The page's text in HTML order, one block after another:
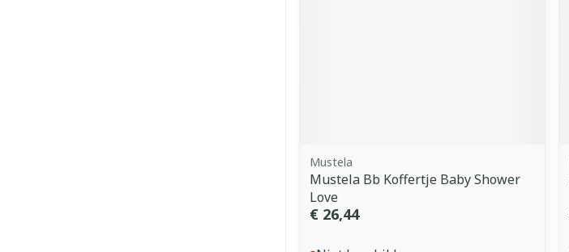
Mustela
Mustela Bb Koffertje Baby Shower
Love
€ 26,44